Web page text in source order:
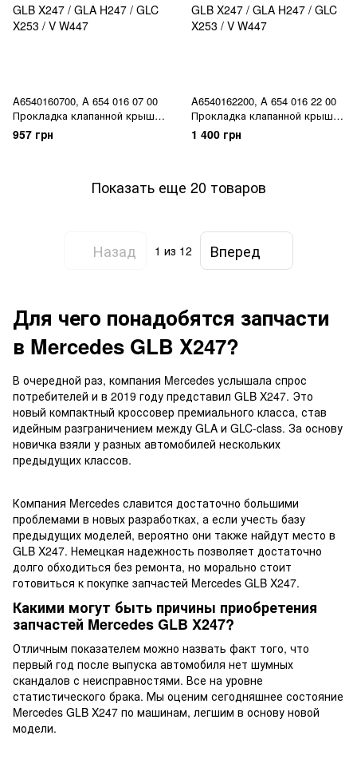
A6540160700, A 654 016 07 00
Прокладка клапанной крышки
Mercedes M654 / CLA C118 / A
W177 / C W205 / E W213/C238 /
957 грн
A6540162200, A 654 016 22 00
Прокладка клапанной крышки
Mercedes M654 / CLA C118 / A
W177 / C W205 / E W213/C238 /
1 400 грн
Показать еще 20 товаров
Назад 1 из 12 Вперед
Для чего понадобятся запчасти
в Mercedes GLB X247?
В очередной раз, компания Mercedes услышала спрос
потребителей и в 2019 году представил GLB X247. Это
новый компактный кроссовер премиального класса, став
идейным разграничением между GLA и GLC-class. За основу
новичка взяли у разных автомобилей нескольких
предыдущих классов.
Компания Mercedes славится достаточно большими
проблемами в новых разработках, а если учесть базу
предыдущих моделей, вероятно они также найдут место в
GLB X247. Немецкая надежность позволяет достаточно
долго обходиться без ремонта, но морально стоит
готовиться к покупке запчастей Mercedes GLB X247.
Какими могут быть причины приобретения
запчастей Mercedes GLB X247?
Отличным показателем можно назвать факт того, что
первый год после выпуска автомобиля нет шумных
скандалов с неисправностями. Все на уровне
статистического брака. Мы оценим сегодняшнее состояние
Mercedes GLB X247 по машинам, легшим в основу новой
модели.